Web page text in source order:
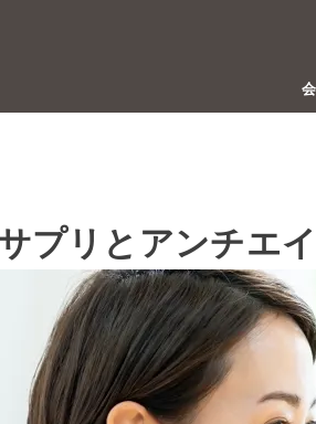
プリとアンチエ